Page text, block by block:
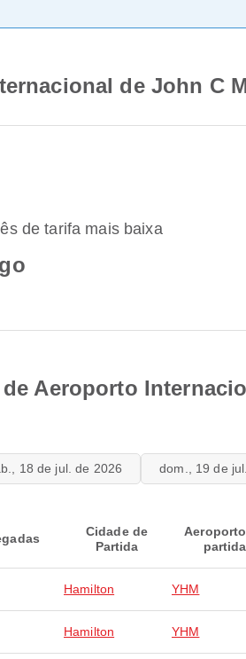
de John C
de tarifa mais baixa
Aeroporto
18 de jul. de 2026 dom., 19 de
Cidade de
Partida
partida
Hamilton YHM
Hamilton YHM